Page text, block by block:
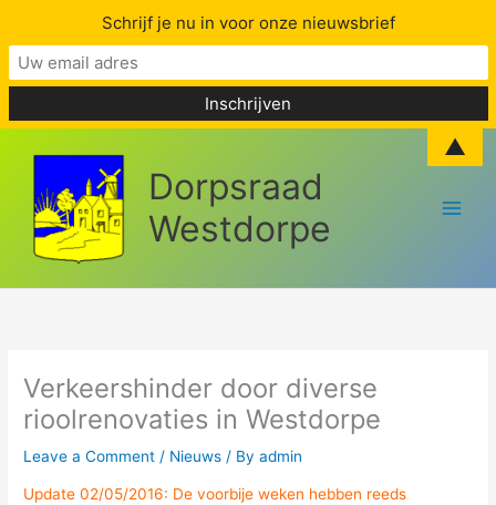
content
Dorpsraad
Westdorpe
Verkeershinder door diverse
rioolrenovaties in Westdorpe
Leave a Comment / Nieuws / Byadmin
Update 02/05/2016: De voorbije weken hebben reeds
Schrijf je nu in voor onze nieuwsbrief
▲